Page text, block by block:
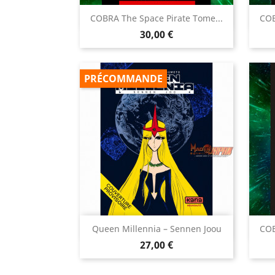
COBRA The Space Pirate Tome...
Prix
30,00 €
Aperçu rapide
Queen Millennia – Sennen Joou
Prix
27,00 €
PRÉCOMMANDE
Aperçu rapide